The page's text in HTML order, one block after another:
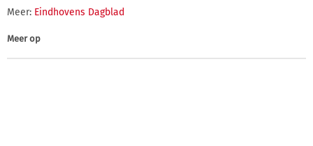
Meer: Eindhovens Dagblad
Meer op